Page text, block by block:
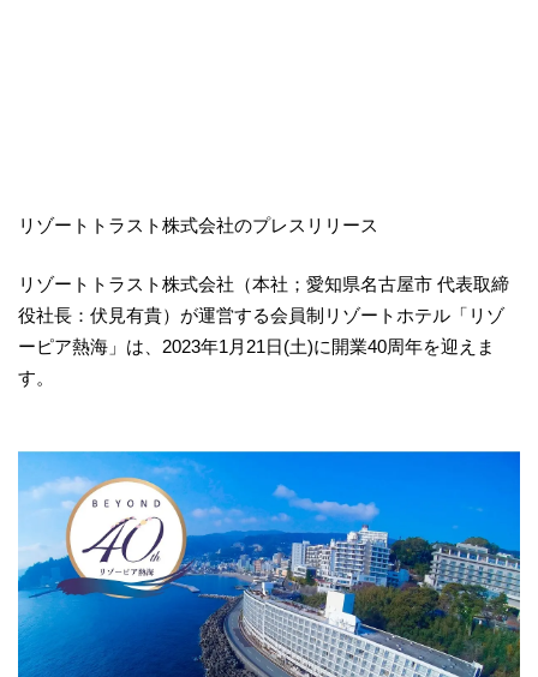
リゾートトラスト株式会社のプレスリリース
リゾートトラスト株式会社（本社；愛知県名古屋市 代表取締
役社長：伏見有貴）が運営する会員制リゾートホテル「リゾ
ーピア熱海」は、2023年1月21日(土)に開業40周年を迎えま
す。